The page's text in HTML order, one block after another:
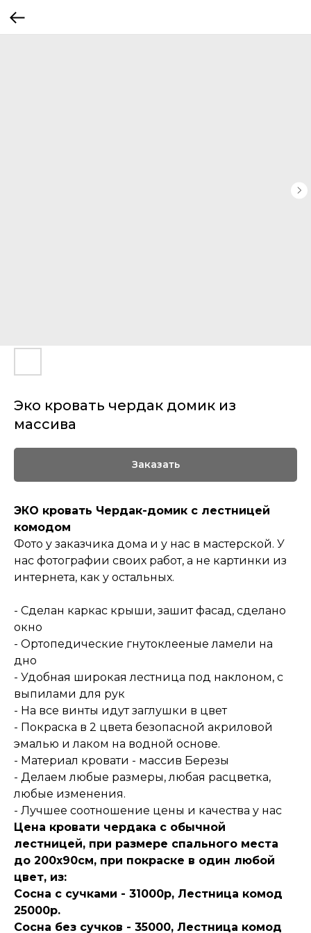
Эко кровать чердак домик из
массива
Заказать
ЭКО кровать Чердак-домик с лестницей
комодом
Фото у заказчика дома и у нас в мастерской. У
нас фотографии своих работ, а не картинки из
интернета, как у остальных.
- Сделан каркас крыши, зашит фасад, сделано
окно
- Ортопедические гнутоклееные ламели на
дно
- Удобная широкая лестница под наклоном, с
выпилами для рук
- На все винты идут заглушки в цвет
- Покраска в 2 цвета безопасной акриловой
эмалью и лаком на водной основе.
- Материал кровати - массив Березы
- Делаем любые размеры, любая расцветка,
любые изменения.
- Лучшее соотношение цены и качества у нас
Цена кровати чердака с обычной
лестницей, при размере спального места
до 200х90см, при покраске в один любой
цвет, из:
Сосна с сучками - 31000р, Лестница комод
25000р.
Сосна без сучков - 35000, Лестница комод